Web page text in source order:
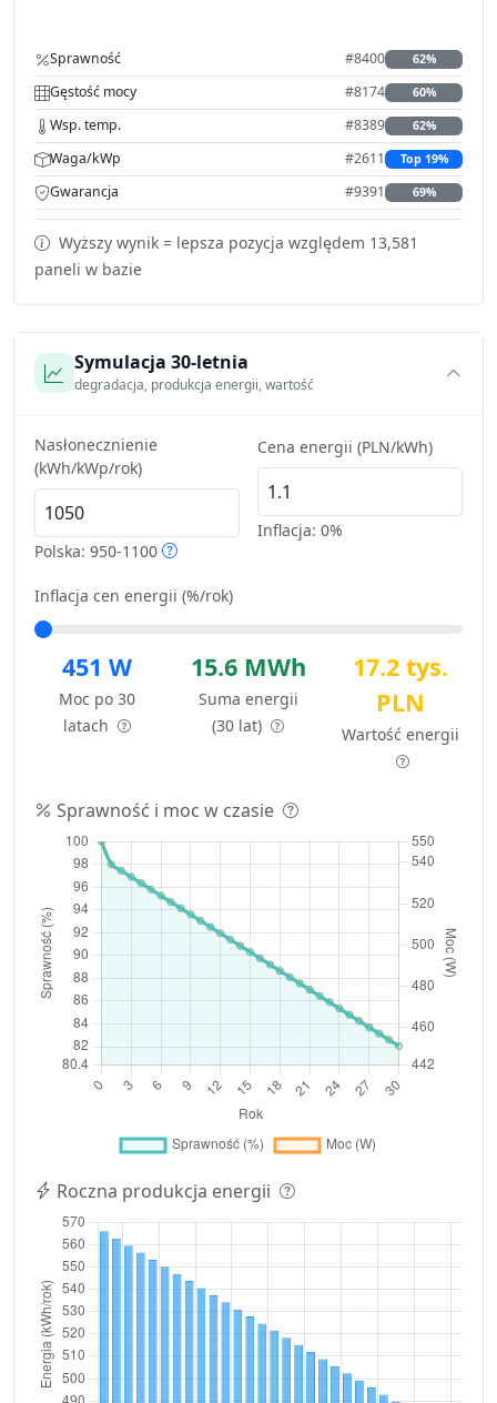
Sprawność #8400 62%
Gęstość mocy #8174 60%
Wsp. temp. #8389 62%
Waga/kWp #2611 Top 19%
Gwarancja #9391 69%
Wyższy wynik = lepsza pozycja względem 13,581
paneli w bazie
Symulacja 30-letnia
degradacja, produkcja energii, wartość
Nasłonecznienie
(kWh/kWp/rok)
Polska: 950-1100
Cena energii (PLN/kWh)
Inflacja: 0%
Inflacja cen energii (%/rok)
451 W
Moc po 30
latach
15.6 MWh
Suma energii
(30 lat)
17.2 tys.
PLN
Wartość energii
Sprawność i moc w czasie
Roczna produkcja energii